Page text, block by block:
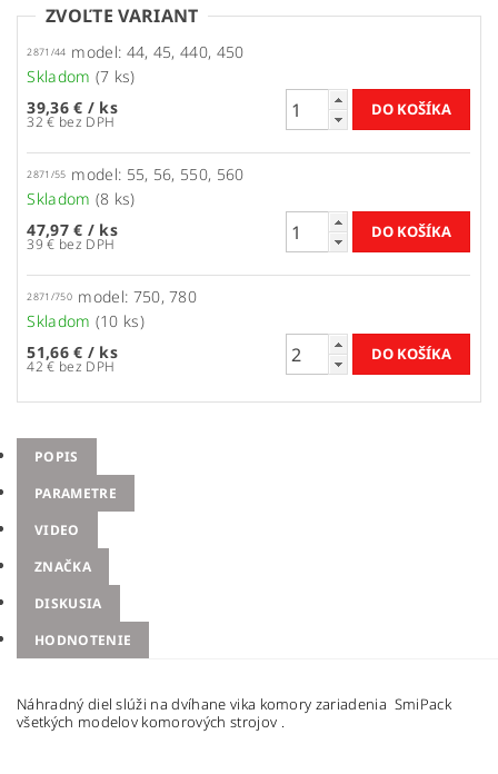
ZVOĽTE VARIANT
2871/44 model: 44, 45, 440, 450
Skladom (7 ks)
39,36 € / ks
32 € bez DPH
2871/55 model: 55, 56, 550, 560
Skladom (8 ks)
47,97 € / ks
39 € bez DPH
2871/750 model: 750, 780
Skladom (10 ks)
51,66 € / ks
42 € bez DPH
POPIS
PARAMETRE
VIDEO
ZNAČKA
DISKUSIA
HODNOTENIE
Náhradný diel slúži na dvíhane vika komory zariadenia SmiPack
všetkých modelov komorových strojov .